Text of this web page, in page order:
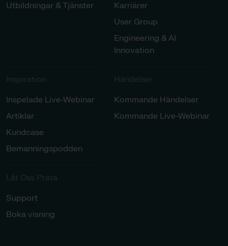
Utbildningar & Tjänster​
Karriärer​
User Group
Engineering & AI
Innovation
Inspiration​
Inspelade Live-Webinar
Artiklar
Kundcase
Bemanningspodden
Händelser​
Kommande Händelser
Kommande Live-Webinar
Låt Oss Prata​
Support
Boka visning